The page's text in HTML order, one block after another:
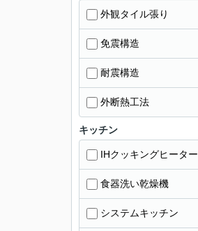
外観タイル張り
免震構造
耐震構造
外断熱工法
キッチン
IHクッキングヒーター
食器洗い乾燥機
システムキッチン